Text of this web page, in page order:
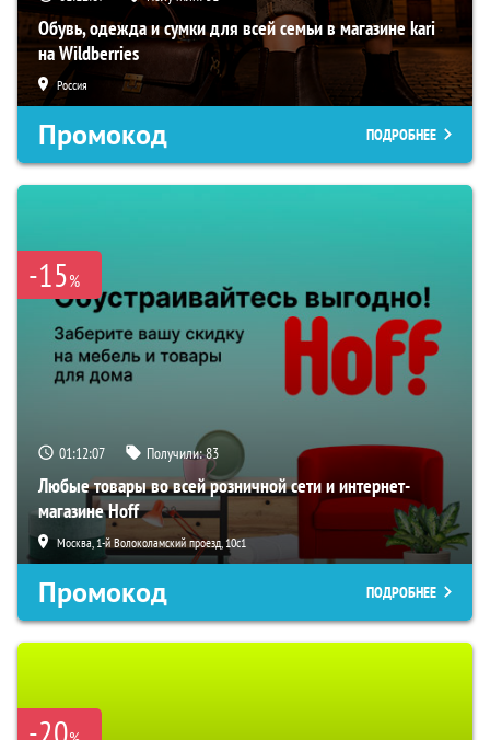
Обувь, одежда и сумки для всей семьи в магазине kari
на Wildberries
Россия
Промокод ПОДРОБНЕЕ
-15%
01:12:06 Получили:83
Любые товары во всей розничной сети и интернет-
магазине Hoff
Москва, 1-й Волоколамский проезд, 10с1
Промокод ПОДРОБНЕЕ